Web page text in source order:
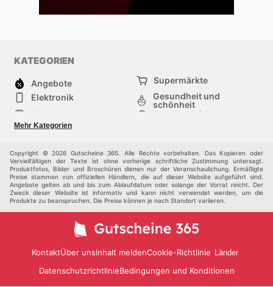
KATEGORIEN
Angebote
Supermärkte
Elektronik
Gesundheit und
schönheit
Mode
Sportbekleidung
Baumarkt
Mehr Kategorien
Copyright © 2026 Gutscheine 365. Alle Rechte vorbehalten. Das Kopieren oder
Vervielfältigen der Texte ist ohne vorherige schriftliche Zustimmung untersagt.
Produktfotos, Bilder und Broschüren dienen nur der Veranschaulichung. Ermäßigte
Preise stammen von offiziellen Händlern, die auf dieser Website aufgeführt sind.
Angebote gelten ab und bis zum Ablaufdatum oder solange der Vorrat reicht. Der
Zweck dieser Website ist informativ und kann nicht verwendet werden, um die
Produkte zu beanspruchen. Die Preise können je nach Standort variieren.
KontaktÜber unsInhalt meldenCookie-Richtlinie Länder
DatenschutzrichtlinieBedingungen und Konditionen